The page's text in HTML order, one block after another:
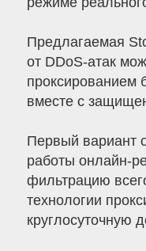
Предлагаемая
от DDoS-атак
проксированием
вместе с
Первый вариант
работы онлайн-
фильтрацию
технологии
круглосуточную